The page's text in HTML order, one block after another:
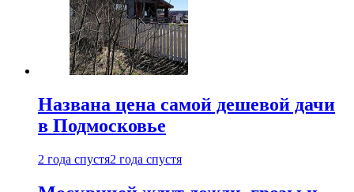
Названа цена самой дешевой дачи
в Подмосковье
2 года спустя2 года спустя